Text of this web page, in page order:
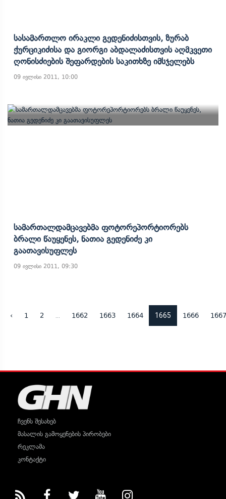
Სასამართლო Ირაკლი Გედენიძისთვის, Ზურაბ
Ქურციკიძისა Და Გიორგი Აბდალაძისთვის Აღმკვეთი
Ღონისძიების Შეფარდების Საკითხზე Იმსჯელებს
09 ივლისი 2011, 10:00
Სამართალდამცავებმა Ფოტორეპორტიორებს
Ბრალი Წაუყენეს, Ნათია Გედენიძე Კი
Გაათავისუფლეს
09 ივლისი 2011, 09:30
‹ 1 2 1662 1663 1664 1665 1666 1667
ჩვენს შესახებ
მასალის გამოყენების პირობები
რეკლამა
კონტაქტი